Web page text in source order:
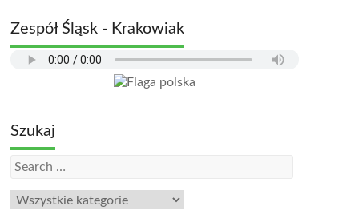
Zespół Śląsk - Krakowiak
Szukaj